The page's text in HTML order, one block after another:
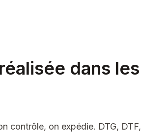
dans les
contrôle, on expédie. DTG, DTF,